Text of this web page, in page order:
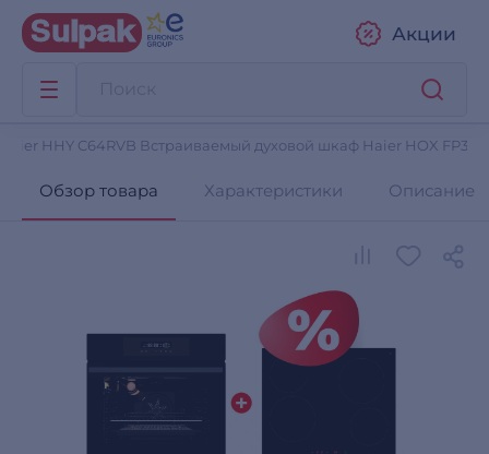
Акции
HHY C64RVB Встраиваемый духовой шкаф Haier HOX
Обзор товара Характеристики Описание